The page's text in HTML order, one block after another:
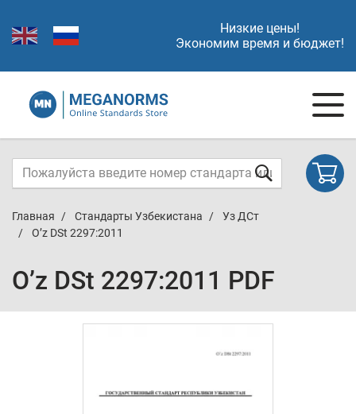
Низкие цены!
Экономим время и бюджет!
Главная Стандарты Узбекистана
Уз ДСт
O’z DSt 2297:2011
O’z DSt 2297:2011 PDF